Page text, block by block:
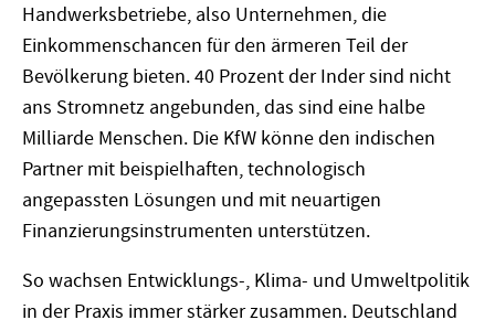
Handwerksbetriebe, also Unternehmen, die
Einkommenschancen für den ärmeren Teil der
Bevölkerung bieten. 40 Prozent der Inder sind nicht
ans Stromnetz angebunden, das sind eine halbe
Milliarde Menschen. Die KfW könne den indischen
Partner mit beispielhaften, technologisch
angepassten Lösungen und mit neuartigen
Finanzierungsinstrumenten unterstützen.
So wachsen Entwicklungs-, Klima- und Umweltpolitik
in der Praxis immer stärker zusammen. Deutschland